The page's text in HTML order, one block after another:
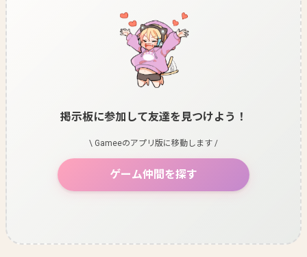
掲示板に参加して友達を見つけよう！
\ Gameeのアプリ版に移動します /
ゲーム仲間を探す